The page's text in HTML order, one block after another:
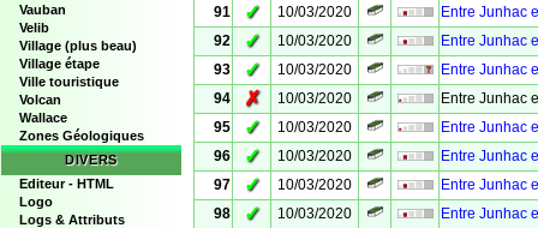
Vauban
Velib
Village (plus beau)
Village étape
Ville touristique
Volcan
Wallace
Zones Géologiques
DIVERS
Editeur - HTML
Logo
Logs & Attributs
91
✓ 10/03/2020
Entre Junhac
92
✓ 10/03/2020
Entre Junhac
93
✓ 10/03/2020
Entre Junhac
94
✗ 10/03/2020
Entre Junhac
95
✓ 10/03/2020
Entre Junhac
96
✓ 10/03/2020
Entre Junhac
97
✓ 10/03/2020
Entre Junhac
98
✓ 10/03/2020
Entre Junhac